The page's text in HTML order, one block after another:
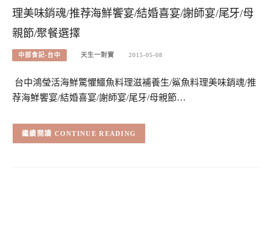
理美味銷魂/推荐海鮮饗宴/結婚喜宴/謝師宴/尾牙/母
親節/聚餐選擇
中部食記-台中 天生一對寶 2015-05-08
台中鴻瑩活海鮮驚懼鱷魚料理滋補養生/鯊魚料理美味銷魂/推
荐海鮮饗宴/結婚喜宴/謝師宴/尾牙/母親節…
CONTINUE READING